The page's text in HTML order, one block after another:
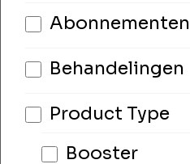
Abonnementen
Behandelingen
Product Type
Booster